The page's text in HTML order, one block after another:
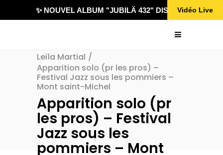
✨ NOUVEL ALBUM "JUBILÄ 432" DISPONIBLE !
Vidéo Live
Leïla Martial /
Apparition solo (pr les pros) –
Festival Jazz sous les pommiers –
Mont saint-Michel
Apparition solo (pr
les pros) – Festival
Jazz sous les
pommiers – Mont